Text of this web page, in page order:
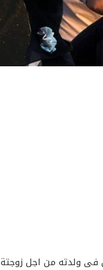
فى ولدته من اجل زوجتة